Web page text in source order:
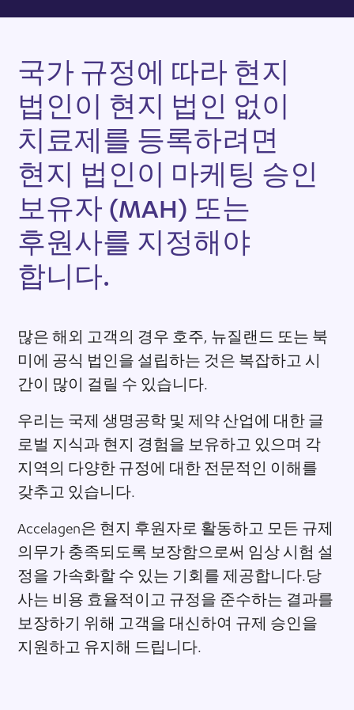
국가 규정에 따라 현지
법 인 이 현지 법 인 없 이
치 료제 를 등록하려 면
현지 법 인 이 마케 팅 승인
보 유자 (MAH) 또는
후원 사를 지 정해 야
합니 다.
많은 해외 고객의 경우 호주, 뉴질랜드 또는 북
미에 공식 법인을 설립하는 것은 복잡하고 시
간이 많이 걸릴 수 있습니다.
우리는 국제 생명공학 및 제약 산업에 대한 글
로벌 지식과 현지 경험을 보유하고 있으며 각
지역의 다양한 규정에 대한 전문적인 이해를
갖추고 있습니다.
Accelagen은 현지 후원자로 활동하고 모든 규제
의무가 충족되도록 보장함으로써 임상 시험 설
정을 가속화할 수 있는 기회를 제공합니다.당
사는 비용 효율적이고 규정을 준수하는 결과를
보장하기 위해 고객을 대신하여 규제 승인을
지원하고 유지해 드립니다.